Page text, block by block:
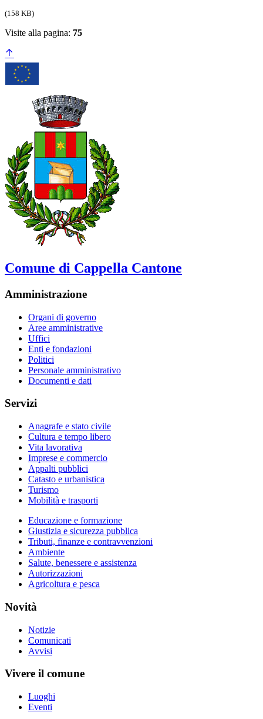
(158 KB)
Visite alla pagina: 75
Comune di Cappella Cantone
Amministrazione
Organi di governo
Aree amministrative
Uffici
Enti e fondazioni
Politici
Personale amministrativo
Documenti e dati
Servizi
Anagrafe e stato civile
Cultura e tempo libero
Vita lavorativa
Imprese e commercio
Appalti pubblici
Catasto e urbanistica
Turismo
Mobilità e trasporti
Educazione e formazione
Giustizia e sicurezza pubblica
Tributi, finanze e contravvenzioni
Ambiente
Salute, benessere e assistenza
Autorizzazioni
Agricoltura e pesca
Novità
Notizie
Comunicati
Avvisi
Vivere il comune
Luoghi
Eventi